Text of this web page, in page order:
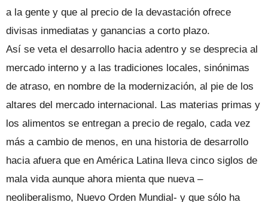
a la gente y que al precio de la devastación ofrece
divisas inmediatas y ganancias a corto plazo.
Así se veta el desarrollo hacia adentro y se desprecia al
mercado interno y a las tradiciones locales, sinónimas
de atraso, en nombre de la modernización, al pie de los
altares del mercado internacional. Las materias primas y
los alimentos se entregan a precio de regalo, cada vez
más a cambio de menos, en una historia de desarrollo
hacia afuera que en América Latina lleva cinco siglos de
mala vida aunque ahora mienta que nueva –
neoliberalismo, Nuevo Orden Mundial- y que sólo ha